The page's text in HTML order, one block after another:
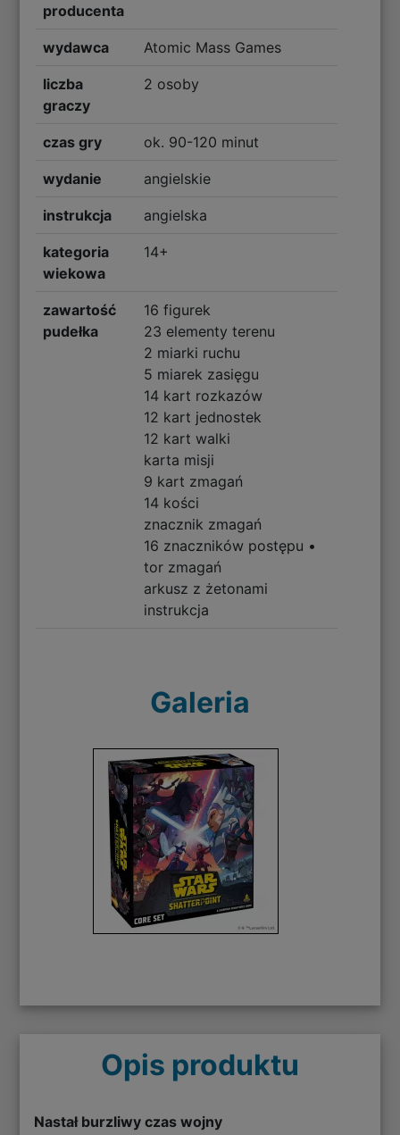
producenta
wydawca Atomic Mass Games
liczba
graczy
2 osoby
czas gry ok. 90-120 minut
wydanie angielskie
instrukcja angielska
kategoria
wiekowa
14+
zawartość
pudełka
16 figurek
23 elementy terenu
2 miarki ruchu
5 miarek zasięgu
14 kart rozkazów
12 kart jednostek
12 kart walki
karta misji
9 kart zmagań
14 kości
znacznik zmagań
16 znaczników postępu •
tor zmagań
arkusz z żetonami
instrukcja
Galeria
Opis produktu
Nastał burzliwy czas wojny